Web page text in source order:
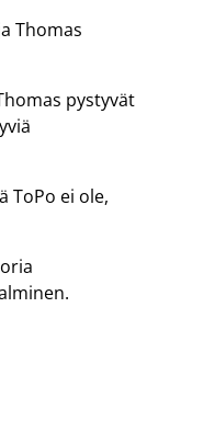
Thomas
pystyvät
ToPo ei ole,